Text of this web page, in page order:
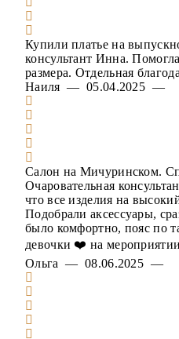
Купили платье на
консультант Инна.
размера. Отдельная
Наиля — 05.04.2025 —
Салон на Мичуринском.
Очаровательная
что все изделия на
Подобрали аксессуары,
было комфортно, пояс по
девочки ❤️ на мероприятии
Ольга — 08.06.2025 —